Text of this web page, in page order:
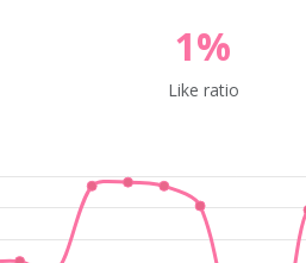
1%
Like ratio